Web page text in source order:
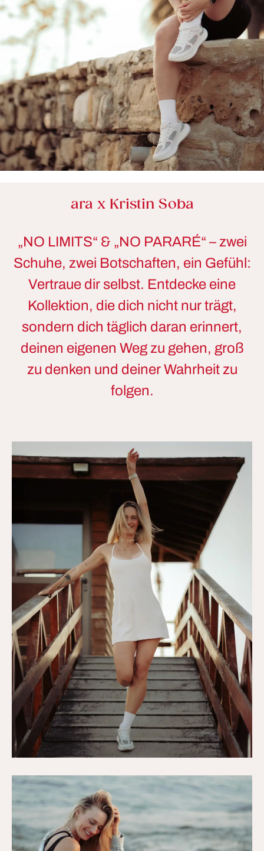
ara x Kristin Soba
„NO LIMITS“ & „NO PARARÉ“ – zwei
Schuhe, zwei Botschaften, ein Gefühl:
Vertraue dir selbst. Entdecke eine
Kollektion, die dich nicht nur trägt,
sondern dich täglich daran erinnert,
deinen eigenen Weg zu gehen, groß
zu denken und deiner Wahrheit zu
folgen.